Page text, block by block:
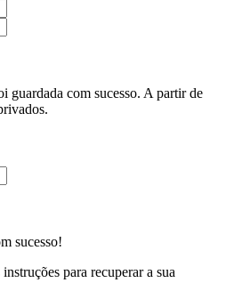
guardada com sucesso. A partir de
sucesso!
para recuperar a sua